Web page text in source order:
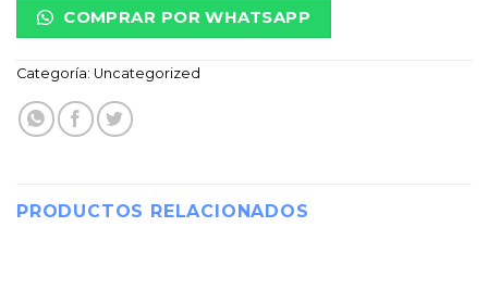
COMPRAR POR WHATSAPP
Categoría: Uncategorized
PRODUCTOS RELACIONADOS